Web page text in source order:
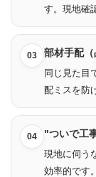
す。現地確
03 部材手配（
同じ見た目
配ミスを防
04 "ついで工
現地に伺う
効率的です。